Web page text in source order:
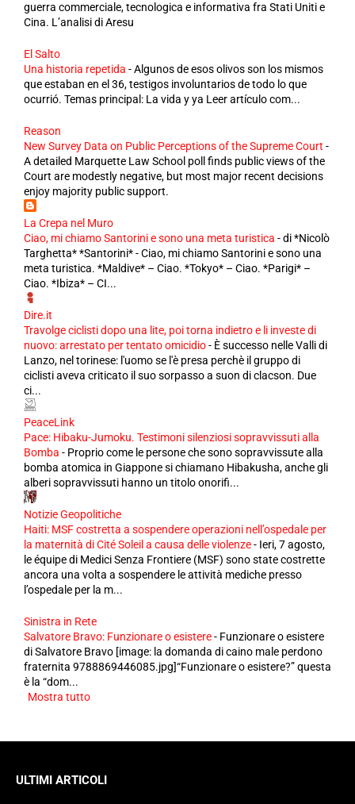
guerra commerciale, tecnologica e informativa fra Stati Uniti e
Cina. L’analisi di Aresu
El Salto
Una historia repetida -Algunos de esos olivos son los mismos
que estaban en el 36, testigos involuntarios de todo lo que
ocurrió. Temas principal: La vida y ya Leer artículo com...
Reason
New Survey Data on Public Perceptions of the Supreme Court -
A detailed Marquette Law School poll finds public views of the
Court are modestly negative, but most major recent decisions
enjoy majority public support.
La Crepa nel Muro
Ciao, mi chiamo Santorini e sono una meta turistica -di *Nicolò
Targhetta* *Santorini* - Ciao, mi chiamo Santorini e sono una
meta turistica. *Maldive* – Ciao. *Tokyo* – Ciao. *Parigi* –
Ciao. *Ibiza* – CI...
Dire.it
Travolge ciclisti dopo una lite, poi torna indietro e li investe di
nuovo: arrestato per tentato omicidio- È successo nelle Valli di
Lanzo, nel torinese: l'uomo se l'è presa perchè il gruppo di
ciclisti aveva criticato il suo sorpasso a suon di clacson. Due
ci...
PeaceLink
Pace: Hibaku-Jumoku. Testimoni silenziosi sopravvissuti alla
Bomba - Proprio come le persone che sono sopravvissute alla
bomba atomica in Giappone si chiamano Hibakusha, anche gli
alberi sopravvissuti hanno un titolo onorifi...
Notizie Geopolitiche
Haiti: MSF costretta a sospendere operazioni nell’ospedale per
la maternità di Cité Soleil a causa delle violenze- Ieri, 7 agosto,
le équipe di Medici Senza Frontiere (MSF) sono state costrette
ancora una volta a sospendere le attività mediche presso
l’ospedale per la m...
Sinistra in Rete
Salvatore Bravo: Funzionare o esistere- Funzionare o esistere
di Salvatore Bravo [image: la domanda di caino male perdono
fraternita 9788869446085.jpg]“Funzionare o esistere?” questa
è la “dom...
Mostra tutto
ULTIMI ARTICOLI